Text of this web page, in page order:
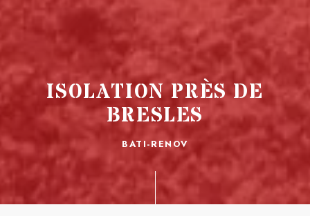
ISOLATION PRÈS DE
BRESLES
BATI-RENOV